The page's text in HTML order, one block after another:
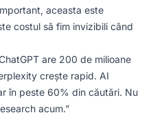
aceasta este
costul să fim invizibili când
are 200 de milioane
crește rapid. AI
în peste 60% din căutări. Nu
acum.”